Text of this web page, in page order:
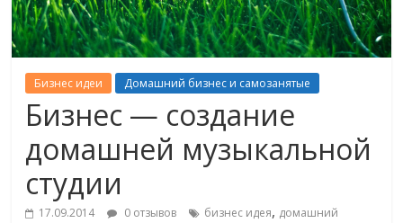
Бизнес идеи Домашний бизнес и самозанятые
Бизнес — создание
домашней музыкальной
студии
17.09.2014 0 отзывов бизнес идея, домашний